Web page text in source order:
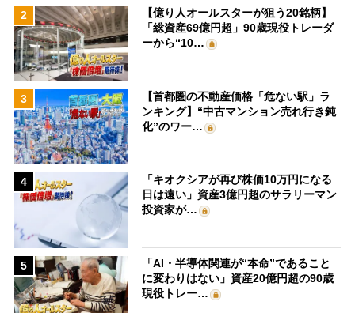
2
【億り人オールスターが狙う20銘柄】
「総資産69億円超」90歳現役トレーダ
ーから“10…
3
【首都圏の不動産価格「危ない駅」ラ
ンキング】“中古マンション売れ行き鈍
化”のワー…
4
「キオクシアが再び株価10万円になる
日は遠い」資産3億円超のサラリーマン
投資家が…
5
「AI・半導体関連が“本命”であること
に変わりはない」資産20億円超の90歳
現役トレー…